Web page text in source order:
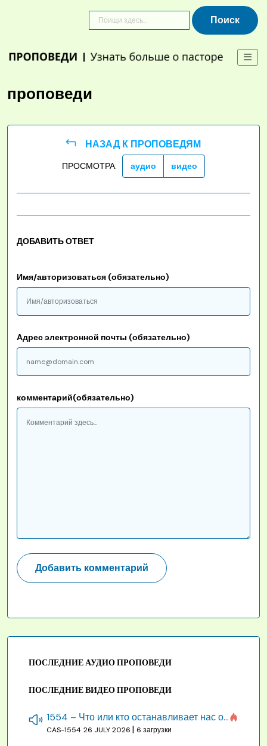
проповеди
НАЗАД К ПРОПОВЕДЯМ
ПРОСМОТРА: аудио видео
ДОБАВИТЬ ОТВЕТ
комментарий(обязательно)
Имя/авторизоваться (обязательно)
Адрес электронной почты (обязательно)
ПОСЛЕДНИЕ АУДИО ПРОПОВЕДИ
ПОСЛЕДНИЕ ВИДЕО ПРОПОВЕДИ
1554 – Что или кто останавливает нас от созидания строения Божия
CAS-1554 26 JULY 2026 | 6 загрузки